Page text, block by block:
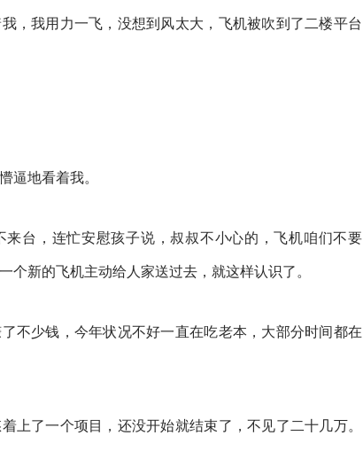
，我用力一飞，没想到风太大，飞机被吹到了二楼平台
逼地看着我。
来台，连忙安慰孩子说，叔叔不小心的，飞机咱们不要
个新的飞机主动给人家送过去，就这样认识了。
不少钱，今年状况不好一直在吃老本，大部分时间都在
上了一个项目，还没开始就结束了，不见了二十几万。